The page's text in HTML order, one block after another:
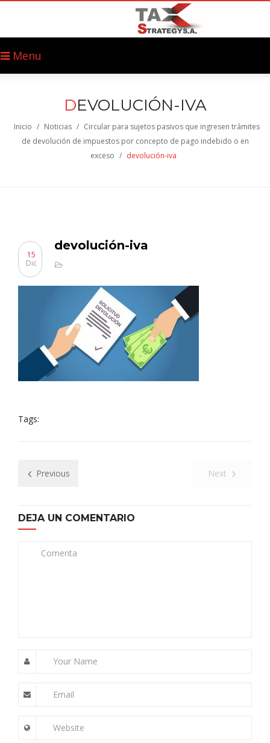
Menu
DEVOLUCIÓN-IVA
Inicio / Noticias / Circular para sujetos pasivos que ingresen trámites
de devolución de impuestos por concepto de pago indebido o en
exceso / devolución-iva
devolución-iva
15
Dic
Tags:
Previous Next
DEJA UN COMENTARIO
Comenta
Your Name
Email
Website